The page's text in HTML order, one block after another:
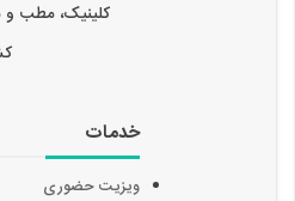
کلینیک، مطب و
خدمات
ویزیت حضوری